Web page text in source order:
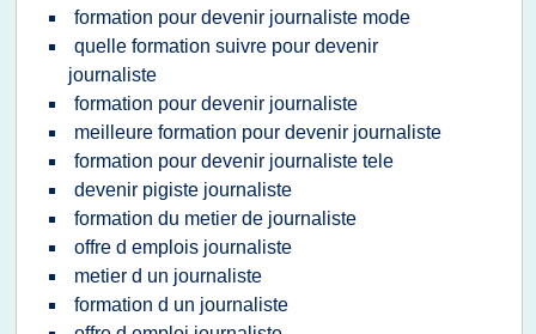
formation pour devenir journaliste mode
quelle formation suivre pour devenir
journaliste
formation pour devenir journaliste
meilleure formation pour devenir journaliste
formation pour devenir journaliste tele
devenir pigiste journaliste
formation du metier de journaliste
offre d emplois journaliste
metier d un journaliste
formation d un journaliste